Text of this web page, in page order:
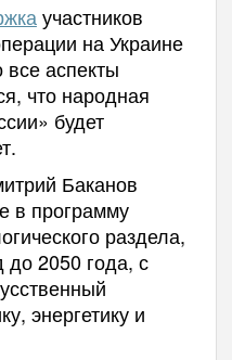
участников
на Украине
все аспекты
что народная
будет
Баканов
в программу
раздела,
2050 года, с
энергетику и